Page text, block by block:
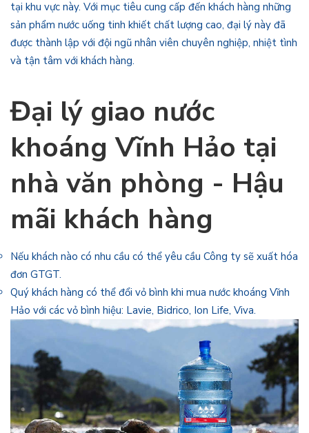
tại khu vực này. Với mục tiêu cung cấp đến khách hàng những
sản phẩm nước uống tinh khiết chất lượng cao, đại lý này đã
được thành lập với đội ngũ nhân viên chuyên nghiệp, nhiệt tình
và tận tâm với khách hàng.
Đại lý giao nước
khoáng Vĩnh Hảo tại
nhà văn phòng - Hậu
mãi khách hàng
Nếu khách nào có nhu cầu có thể yêu cầu Công ty sẽ xuất hóa
đơn GTGT.
Quý khách hàng có thể đổi vỏ bình khi mua nước khoáng Vĩnh
Hảo với các vỏ bình hiệu: Lavie, Bidrico, Ion Life, Viva.